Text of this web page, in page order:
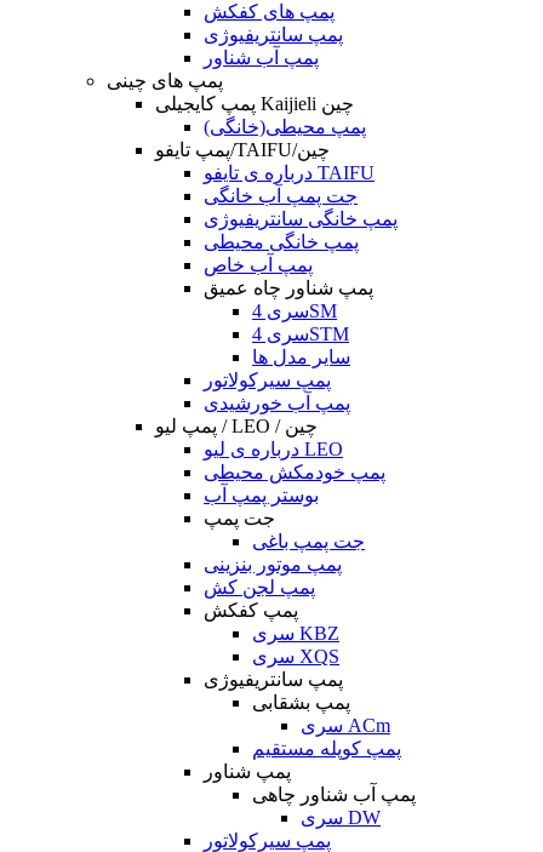
پمپ های کفکش
پمپ سانتریفیوژی
پمپ آب شناور
پمپ های چینی
پمپ کایجیلی Kaijieli چین
پمپ محیطی(خانگی)
پمپ تایفو/TAIFU/چین
درباره ی تایفو TAIFU
جت پمپ آب خانگی
پمپ خانگی سانتریفیوژی
پمپ خانگی محیطی
پمپ آب خاص
پمپ شناور چاه عمیق
سری 4SM
سری 4STM
سایر مدل ها
پمپ سیرکولاتور
پمپ آب خورشیدی
پمپ لیو / LEO / چین
درباره ی لیو LEO
پمپ خودمکش محیطی
بوستر پمپ آب
جت پمپ
جت پمپ باغی
پمپ موتور بنزینی
پمپ لجن کش
پمپ کفکش
سری KBZ
سری XQS
پمپ سانتریفیوژی
پمپ بشقابی
سری ACm
پمپ کوپله مستقیم
پمپ شناور
پمپ آب شناور چاهی
سری DW
پمپ سیرکولاتور